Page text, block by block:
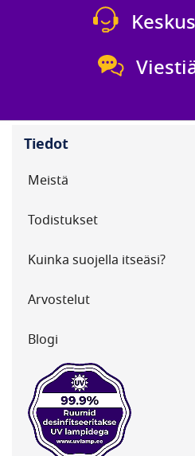
Tiedot
Meistä
Todistukset
Kuinka suojella itseäsi?
Arvostelut
Blogi